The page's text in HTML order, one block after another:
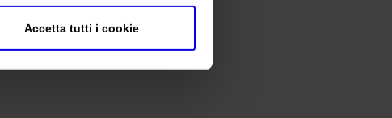
Accetta tutti i cookie